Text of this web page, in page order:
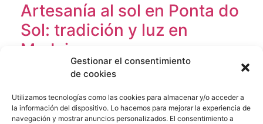
Gestionar el consentimiento
de cookies
Utilizamos tecnologías como las cookies para almacenar y/o acceder a
la información del dispositivo. Lo hacemos para mejorar la experiencia de
navegación y mostrar anuncios personalizados. El consentimiento a
Artesanía al sol en Ponta do
Sol: tradición y luz en
Madeira
05/06/2026